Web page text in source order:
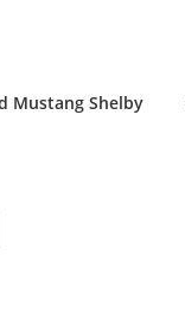
Mustang Shelby